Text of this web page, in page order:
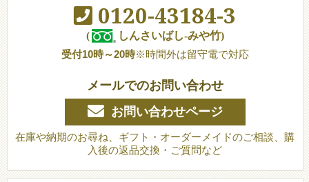
0120-43184-3
(
しんさいばし-みや竹)
受付10時～20時※時間外は留守電で対応
メールでのお問い合わせ
お問い合わせページ
在庫や納期のお尋ね、ギフト・オーダーメイドのご相談、購
入後の返品交換・ご質問など